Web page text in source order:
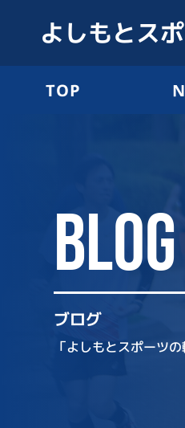
よしもとス
TOP
BLOG
ブログ
「よしもとスポーツ